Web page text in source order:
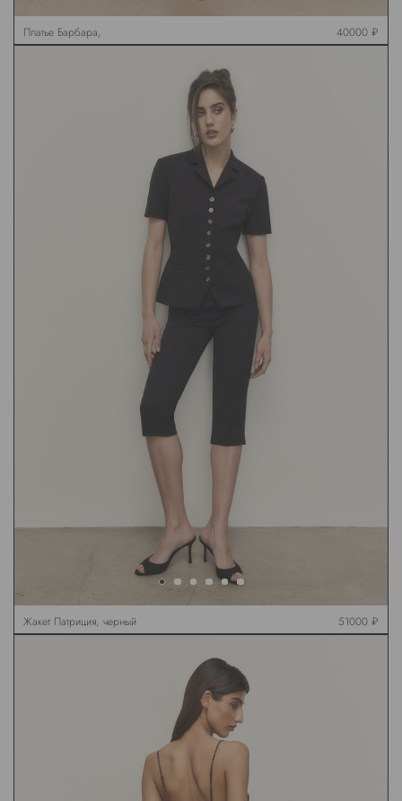
Платье Барбара,
кремовое
40000 ₽
Жакет Патриция, черный 51000 ₽